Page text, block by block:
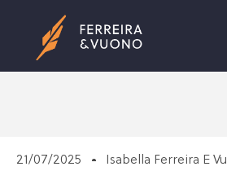
21/07/2025 Isabella Ferreira E